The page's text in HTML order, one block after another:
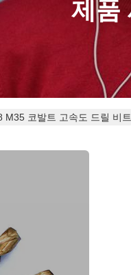
제품
M35 코발트 고속도 드릴 비트